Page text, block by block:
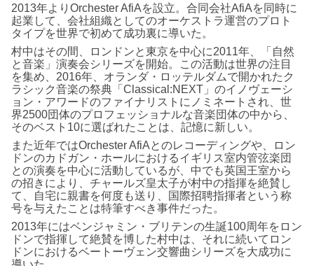
2013年よりOrchester AfiAを設立。合同会社AfiAを同時に
起業して、会社組織としてのオーケストラ運営のプロト
タイプを世界で初めて成功裏に導いた。
村中はその間、ロンドンと東京を中心に2011年、「自然
と音楽」演奏会シリーズを開始。この活動は世界の注目
を集め、2016年、オランダ・ロッテルダムで開かれたク
ラシック音楽の祭典「Classical:NEXT」のイノヴェーシ
ョン・アワードのファイナリストにノミネートされ、世
界2500団体のプロフェッショナルな音楽団体の中から、
そのベスト10に選ばれたことは、記憶に新しい。
また近年ではOrchester AfiAとのレコーディングや、ロン
ドンのカドガン・ホールにおけるイギリス室内管弦楽団
との演奏を中心に活動しているが、中でも英国王室から
の招きにより、チャールズ皇太子が村中の指揮を絶賛し
て、自宅に親書を何度も送り、国際招聘指揮者という称
号を与えたことは特筆すべき事件だった。
2013年にはベンジャミン・ブリテンの生誕100周年をロン
ドンで指揮して絶賛を博した村中は、それに続いてロン
ドンにおけるベートーヴェン交響曲シリーズを大成功に